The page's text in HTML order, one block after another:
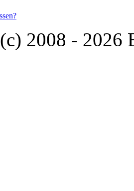
2008 - 2026